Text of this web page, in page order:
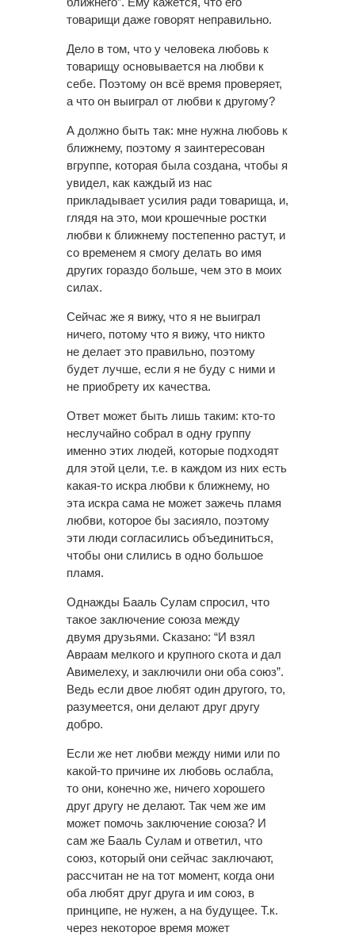
товарищи даже говорят неправильно.
Дело в том, что у человека любовь к
товарищу основывается на любви к
себе. Поэтому он всё время проверяет,
а что он выиграл от любви к другому?
А должно быть так: мне нужна любовь к
ближнему, поэтому я заинтересован
вгруппе, которая была создана, чтобы я
увидел, как каждый из нас
прикладывает усилия ради товарища, и,
глядя на это, мои крошечные ростки
любви к ближнему постепенно растут, и
со временем я смогу делать во имя
других гораздо больше, чем это в моих
силах.
Сейчас же я вижу, что я не выиграл
ничего, потому что я вижу, что никто
не делает это правильно, поэтому
будет лучше, если я не буду с ними и
не приобрету их качества.
Ответ может быть лишь таким: кто-то
неслучайно собрал в одну группу
именно этих людей, которые подходят
для этой цели, т.е. в каждом из них есть
какая-то искра любви к ближнему, но
эта искра сама не может зажечь пламя
любви, которое бы засияло, поэтому
эти люди согласились объединиться,
чтобы они слились в одно большое
пламя.
Однажды Бааль Сулам спросил, что
такое заключение союза между
двумя друзьями. Сказано: “И взял
Авраам мелкого и крупного скота и дал
Авимелеху, и заключили они оба союз”.
Ведь если двое любят один другого, то,
разумеется, они делают друг другу
добро.
Если же нет любви между ними или по
какой-то причине их любовь ослабла,
то они, конечно же, ничего хорошего
друг другу не делают. Так чем же им
может помочь заключение союза? И
сам же Бааль Сулам и ответил, что
союз, который они сейчас заключают,
рассчитан не на тот момент, когда они
оба любят друг друга и им союз, в
принципе, не нужен, а на будущее. Т.к.
через некоторое время может